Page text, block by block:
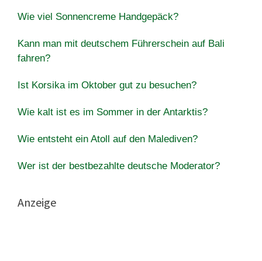
Wie viel Sonnencreme Handgepäck?
Kann man mit deutschem Führerschein auf Bali
fahren?
Ist Korsika im Oktober gut zu besuchen?
Wie kalt ist es im Sommer in der Antarktis?
Wie entsteht ein Atoll auf den Malediven?
Wer ist der bestbezahlte deutsche Moderator?
Anzeige